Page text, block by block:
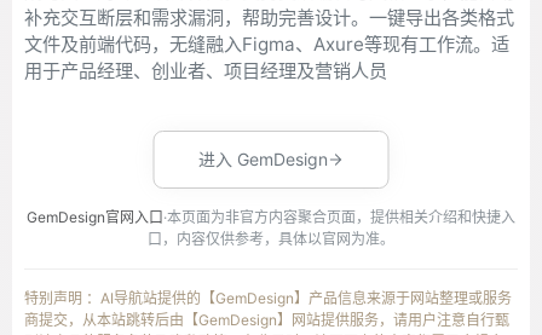
补充交互断层和需求漏洞，帮助完善设计。一键导出各类格式
文件及前端代码，无缝融入Figma、Axure等现有工作流。适
用于产品经理、创业者、项目经理及营销人员
进入 GemDesign
GemDesign官网入口 ·本页面为非官方内容聚合页面，提供相关介绍和快捷入
口，内容仅供参考，具体以官网为准。
特别声明 ：AI导航站提供的【GemDesign】产品信息来源于网站整理或服务
商提交，从本站跳转后由【GemDesign】网站提供服务，请用户注意自行甄